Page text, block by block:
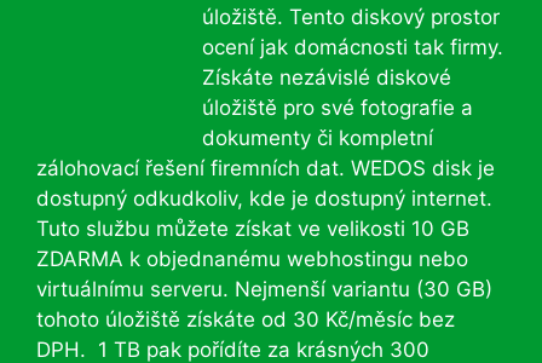
úložiště. Tento diskový prostor
ocení jak domácnosti tak firmy.
Získáte nezávislé diskové
úložiště pro své fotografie a
dokumenty či kompletní
zálohovací řešení firemních dat. WEDOS disk je
dostupný odkudkoliv, kde je dostupný internet.
Tuto službu můžete získat ve velikosti 10 GB
ZDARMA k objednanému webhostingu nebo
virtuálnímu serveru. Nejmenší variantu (30 GB)
tohoto úložiště získáte od 30 Kč/měsíc bez
DPH. 1 TB pak pořídíte za krásných 300